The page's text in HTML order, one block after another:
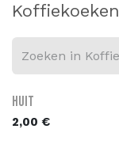
Koffiekoeken
Huit
2,00 €